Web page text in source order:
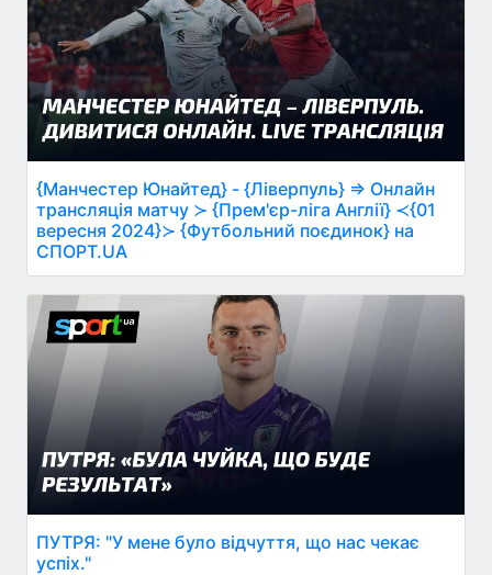
{Манчестер Юнайтед} - {Ліверпуль} ⇒ Онлайн
трансляція матчу ≻ {Прем'єр-ліга Англії} ≺{01
вересня 2024}≻ {Футбольний поєдинок} на
СПОРТ.UA
ПУТРЯ: "У мене було відчуття, що нас чекає
успіх."